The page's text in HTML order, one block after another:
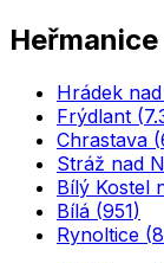
Heřmanice
Hrádek
Frýdlant (
Chrastava (
Stráž nad
Bílý Kostel
Bílá (951)
Rynoltice (